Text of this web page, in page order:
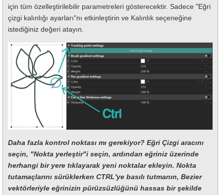
için tüm özelleştirilebilir parametreleri gösterecektir. Sadece "Eğri
çizgi kalınlığı ayarları"nı etkinleştirin ve Kalınlık seçeneğine
istediğiniz değeri atayın.
Daha fazla kontrol noktası mı gerekiyor? Eğri Çizgi aracını
seçin, "Nokta yerleştir"i seçin, ardından eğriniz üzerinde
herhangi bir yere tıklayarak yeni noktalar ekleyin. Nokta
tutamaçlarını sürüklerken CTRL'ye basılı tutmanın, Bezier
vektörleriyle eğrinizin pürüzsüzlüğünü hassas bir şekilde